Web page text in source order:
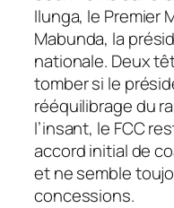
Ilunga, le Premier
Mabunda, la
nationale. Deux
tomber si le
rééquilibrage du
l’insant, le FCC
accord initial de
et ne semble
concessions.